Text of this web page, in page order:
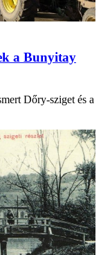
a Bunyitay
Dőry-sziget és a